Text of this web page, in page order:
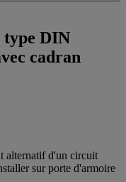
type DIN
cadran
alternatif d'un circuit
sur porte d'armoire